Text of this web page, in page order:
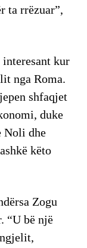
ta rrëzuar”,
kur
nga Roma.
shfaqjet
duke
Noli dhe
këto
Zogu
“U bë një